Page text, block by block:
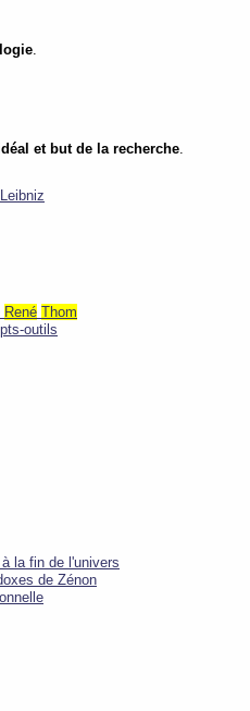
.
et but de la recherche.
René Thom
outils
la fin de l'univers
de Zénon